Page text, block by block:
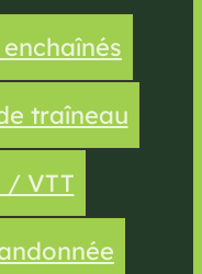
traîneau
/ VTT